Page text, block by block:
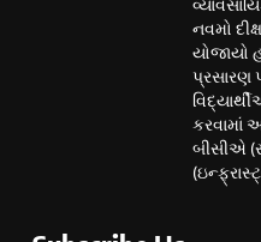
નવમો
યોજાયો
પ્રસારણ
કરવામાં
બીસીએ